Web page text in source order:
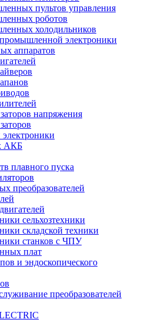
пультов управления
роботов
холодильников
электроники
аппаратов
напряжения
АКБ
плавного пуска
преобразователей
сельхозтехники
складской техники
станков с ЧПУ
плат
и эндоскопического
преобразователей